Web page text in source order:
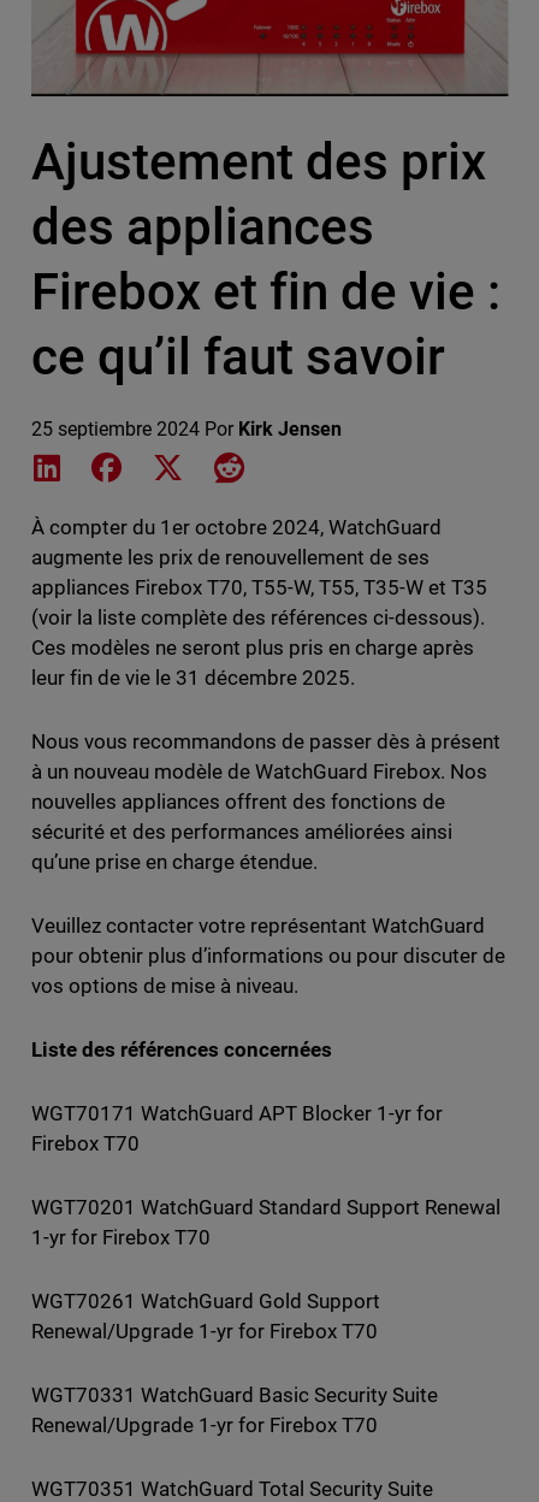
Ajustement des prix
des appliances
Firebox et fin de vie :
ce qu’il faut savoir
25 septiembre 2024 Por Kirk Jensen
Share on LinkedIn
Share on Facebook
Share on XShare on Reddit
À compter du 1er octobre 2024, WatchGuard
augmente les prix de renouvellement de ses
appliances Firebox T70, T55-W, T55, T35-W et T35
(voir la liste complète des références ci-dessous).
Ces modèles ne seront plus pris en charge après
leur fin de vie le 31 décembre 2025.
Nous vous recommandons de passer dès à présent
à un nouveau modèle de WatchGuard Firebox. Nos
nouvelles appliances offrent des fonctions de
sécurité et des performances améliorées ainsi
qu’une prise en charge étendue.
Veuillez contacter votre représentant WatchGuard
pour obtenir plus d’informations ou pour discuter de
vos options de mise à niveau.
Liste des références concernées
WGT70171 WatchGuard APT Blocker 1-yr for
Firebox T70
WGT70201 WatchGuard Standard Support Renewal
1-yr for Firebox T70
WGT70261 WatchGuard Gold Support
Renewal/Upgrade 1-yr for Firebox T70
WGT70331 WatchGuard Basic Security Suite
Renewal/Upgrade 1-yr for Firebox T70
WGT70351 WatchGuard Total Security Suite